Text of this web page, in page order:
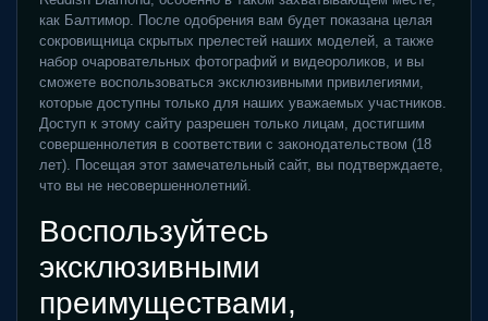
как Балтимор. После одобрения вам будет показана целая
сокровищница скрытых прелестей наших моделей, а также
набор очаровательных фотографий и видеороликов, и вы
сможете воспользоваться эксклюзивными привилегиями,
которые доступны только для наших уважаемых участников.
Доступ к этому сайту разрешен только лицам, достигшим
совершеннолетия в соответствии с законодательством (18
лет). Посещая этот замечательный сайт, вы подтверждаете,
что вы не несовершеннолетний.
Воспользуйтесь
эксклюзивными
преимуществами,